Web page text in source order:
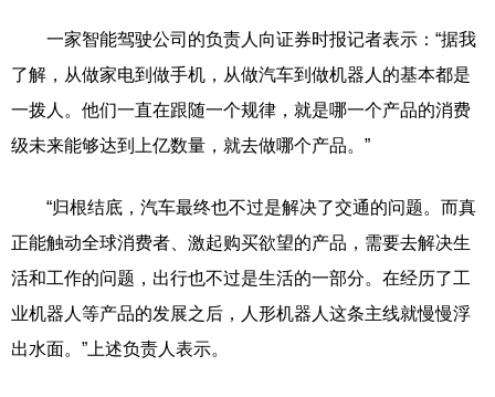
一家智能驾驶公司的负责人向证券时报记者表示：“据我
了解，从做家电到做手机，从做汽车到做机器人的基本都是
一拨人。他们一直在跟随一个规律，就是哪一个产品的消费
级未来能够达到上亿数量，就去做哪个产品。”
“归根结底，汽车最终也不过是解决了交通的问题。而真
正能触动全球消费者、激起购买欲望的产品，需要去解决生
活和工作的问题，出行也不过是生活的一部分。在经历了工
业机器人等产品的发展之后，人形机器人这条主线就慢慢浮
出水面。”上述负责人表示。